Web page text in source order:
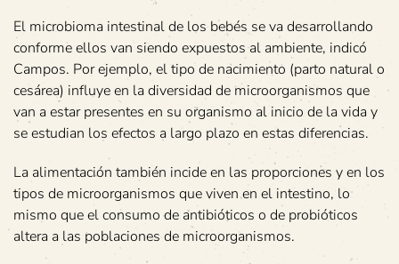
El microbioma intestinal de los bebés se va desarrollando
conforme ellos van siendo expuestos al ambiente, indicó
Campos. Por ejemplo, el tipo de nacimiento (parto natural o
cesárea) influye en la diversidad de microorganismos que
van a estar presentes en su organismo al inicio de la vida y
se estudian los efectos a largo plazo en estas diferencias.
La alimentación también incide en las proporciones y en los
tipos de microorganismos que viven en el intestino, lo
mismo que el consumo de antibióticos o de probióticos
altera a las poblaciones de microorganismos.